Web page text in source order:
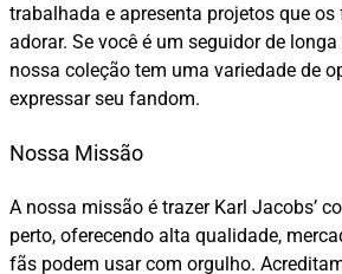
trabalhada e apresenta projetos que os
adorar. Se você é um seguidor de
nossa coleção tem uma variedade de
expressar seu fandom.
Nossa Missão
A nossa missão é trazer Karl Jacobs’
perto, oferecendo alta qualidade,
fãs podem usar com orgulho.